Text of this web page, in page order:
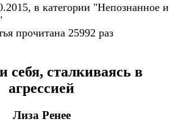
в категории "Непознанное и
прочитана 25992 раз
себя, сталкиваясь в
агрессией
Лиза Ренее